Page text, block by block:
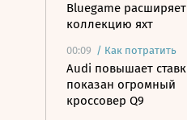
Bluegame
коллекцию яхт
00:09 / Как потратить
Audi повышает
показан огромный
кроссовер Q9